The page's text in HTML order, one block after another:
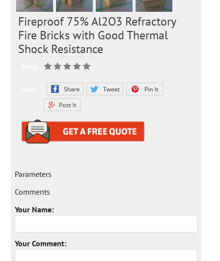
Fireproof 75% Al2O3 Refractory
Fire Bricks with Good Thermal
Shock Resistance
Parameters
Comments
Your Name:
Your Comment: